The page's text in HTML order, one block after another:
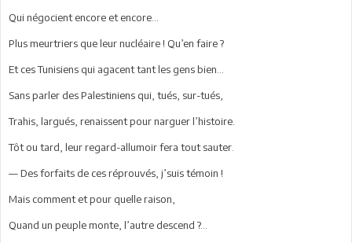
Qui négocient encore et encore...
Plus meurtriers que leur nucléaire ! Qu’en faire ?
Et ces Tunisiens qui agacent tant les gens bien...
Sans parler des Palestiniens qui, tués, sur-tués,
Trahis, largués, renaissent pour narguer l’histoire.
Tôt ou tard, leur regard-allumoir fera tout sauter.
— Des forfaits de ces réprouvés, j’suis témoin !
Mais comment et pour quelle raison,
Quand un peuple monte, l’autre descend ?...